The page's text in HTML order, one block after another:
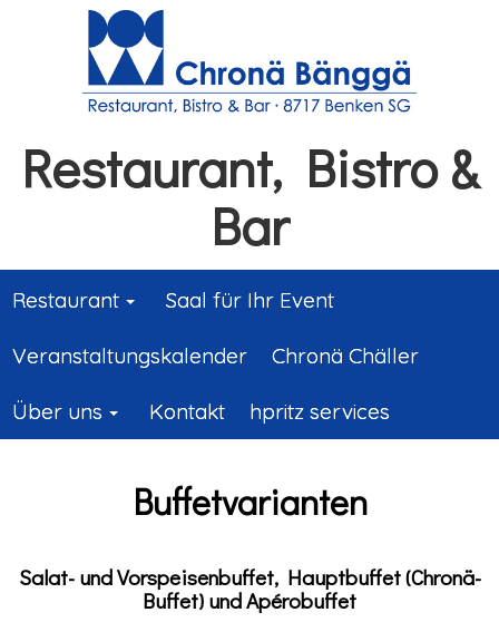
Restaurant, Bistro &
Bar
Restaurant Saal für Ihr Event
Veranstaltungskalender Chronä Chäller
Über uns Kontakt hpritz services
Buffetvarianten
Salat- und Vorspeisenbuffet, Hauptbuffet (Chronä-
Buffet) undApérobuffet